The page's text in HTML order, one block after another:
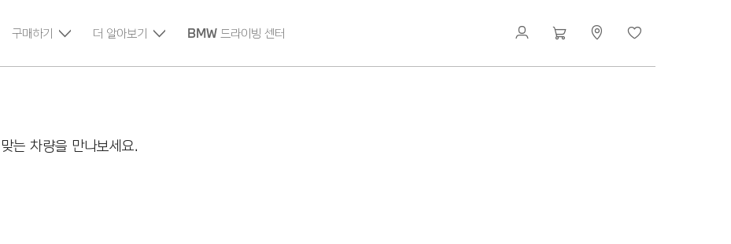
구매하기 더 알아보기 BMW 드라이빙 센터
는 차량을 만나보세요.